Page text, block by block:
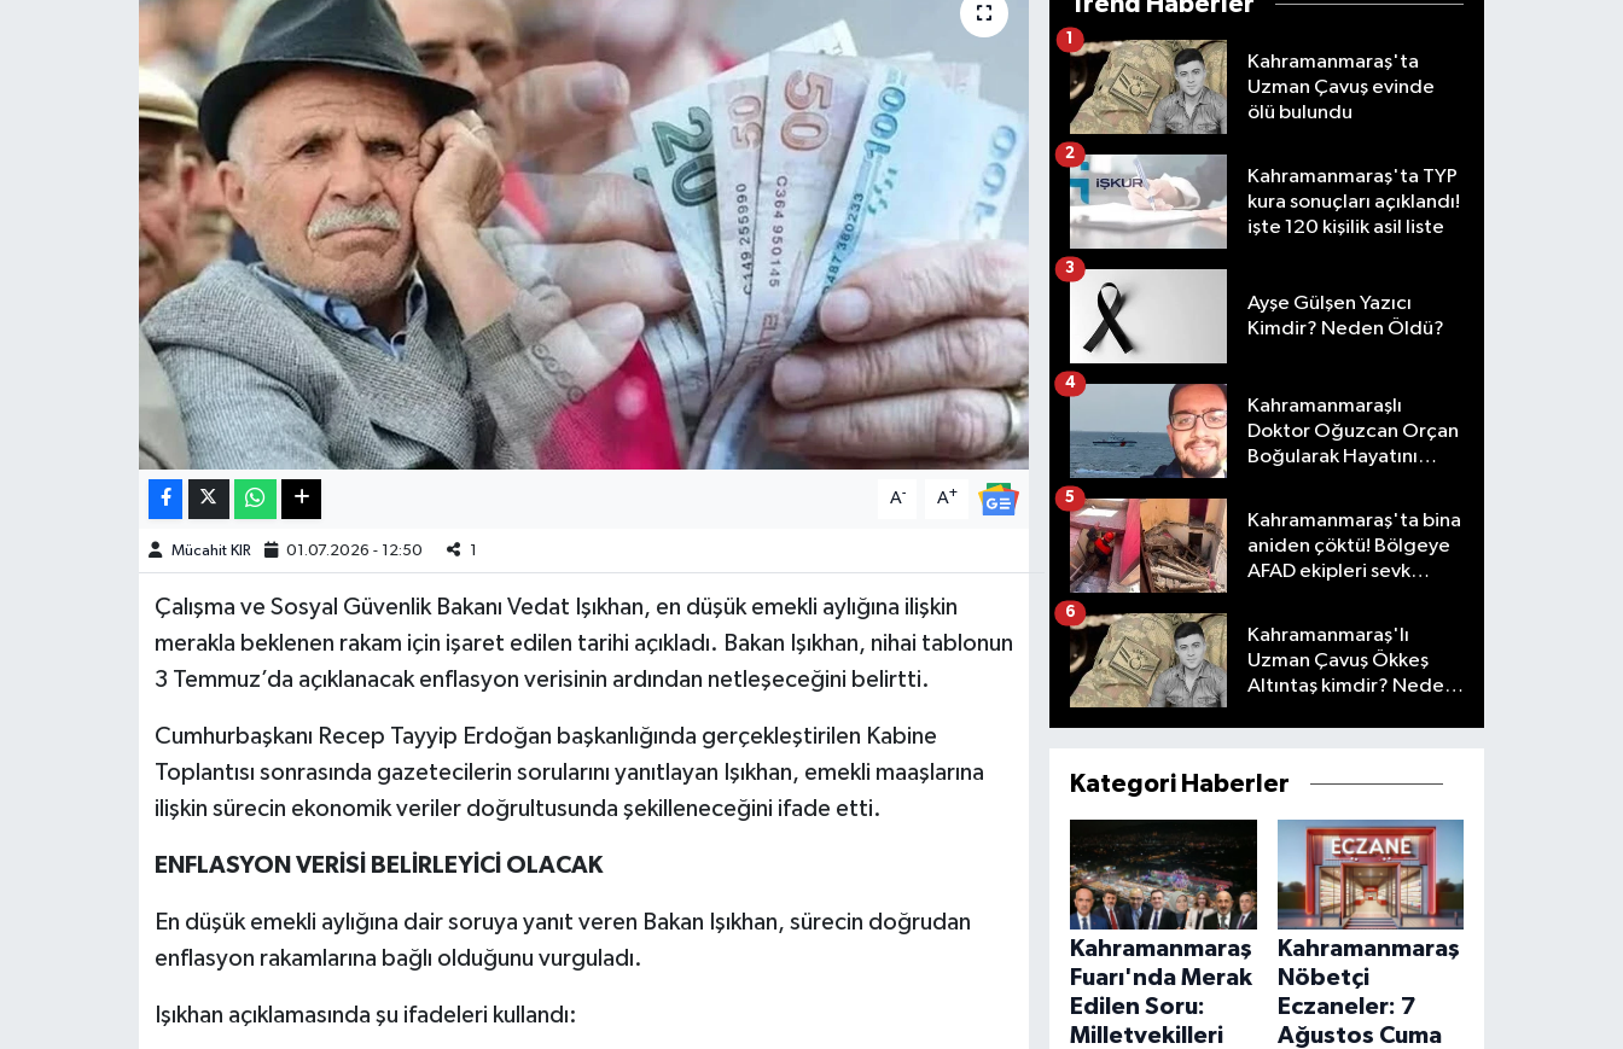
A- A+
Mücahit KIR 01.07.2026 - 12:50 1
Çalışma ve Sosyal Güvenlik Bakanı Vedat Işıkhan, en düşük emekli aylığına ilişkin
merakla beklenen rakam için işaret edilen tarihi açıkladı. Bakan Işıkhan, nihai tablonun
3 Temmuz’da açıklanacak enflasyon verisinin ardından netleşeceğini belirtti.
Cumhurbaşkanı Recep Tayyip Erdoğan başkanlığında gerçekleştirilen Kabine
Toplantısı sonrasında gazetecilerin sorularını yanıtlayan Işıkhan, emekli maaşlarına
ilişkin sürecin ekonomik veriler doğrultusunda şekilleneceğini ifade etti.
ENFLASYON VERİSİ BELİRLEYİCİ OLACAK
En düşük emekli aylığına dair soruya yanıt veren Bakan Işıkhan, sürecin doğrudan
enflasyon rakamlarına bağlı olduğunu vurguladı.
Işıkhan açıklamasında şu ifadeleri kullandı:
Kahramanmaraş'ta
Uzman Çavuş evinde
ölü bulundu
1
Kahramanmaraş'ta TYP
kura sonuçları açıklandı!
işte 120 kişilik asil liste
2
Ayşe Gülşen Yazıcı
Kimdir? Neden Öldü?
3
Kahramanmaraşlı
Doktor Oğuzcan Orçan
Boğularak Hayatını
4
Kahramanmaraş'ta bina
aniden çöktü! Bölgeye
AFAD ekipleri sevk
5
Kahramanmaraş'lı
Uzman Çavuş Ökkeş
Altıntaş kimdir? Neden
6
Kategori Haberler
Kahramanmaraş
Fuarı'nda Merak
Edilen Soru:
Milletvekilleri
Kahramanmaraş
Nöbetçi
Eczaneler: 7
Ağustos Cuma
Haberde İnsan
Kültür Sanat
Magazin
Manşet Altı
Manşetler
Resmi İlan
Teknoloji